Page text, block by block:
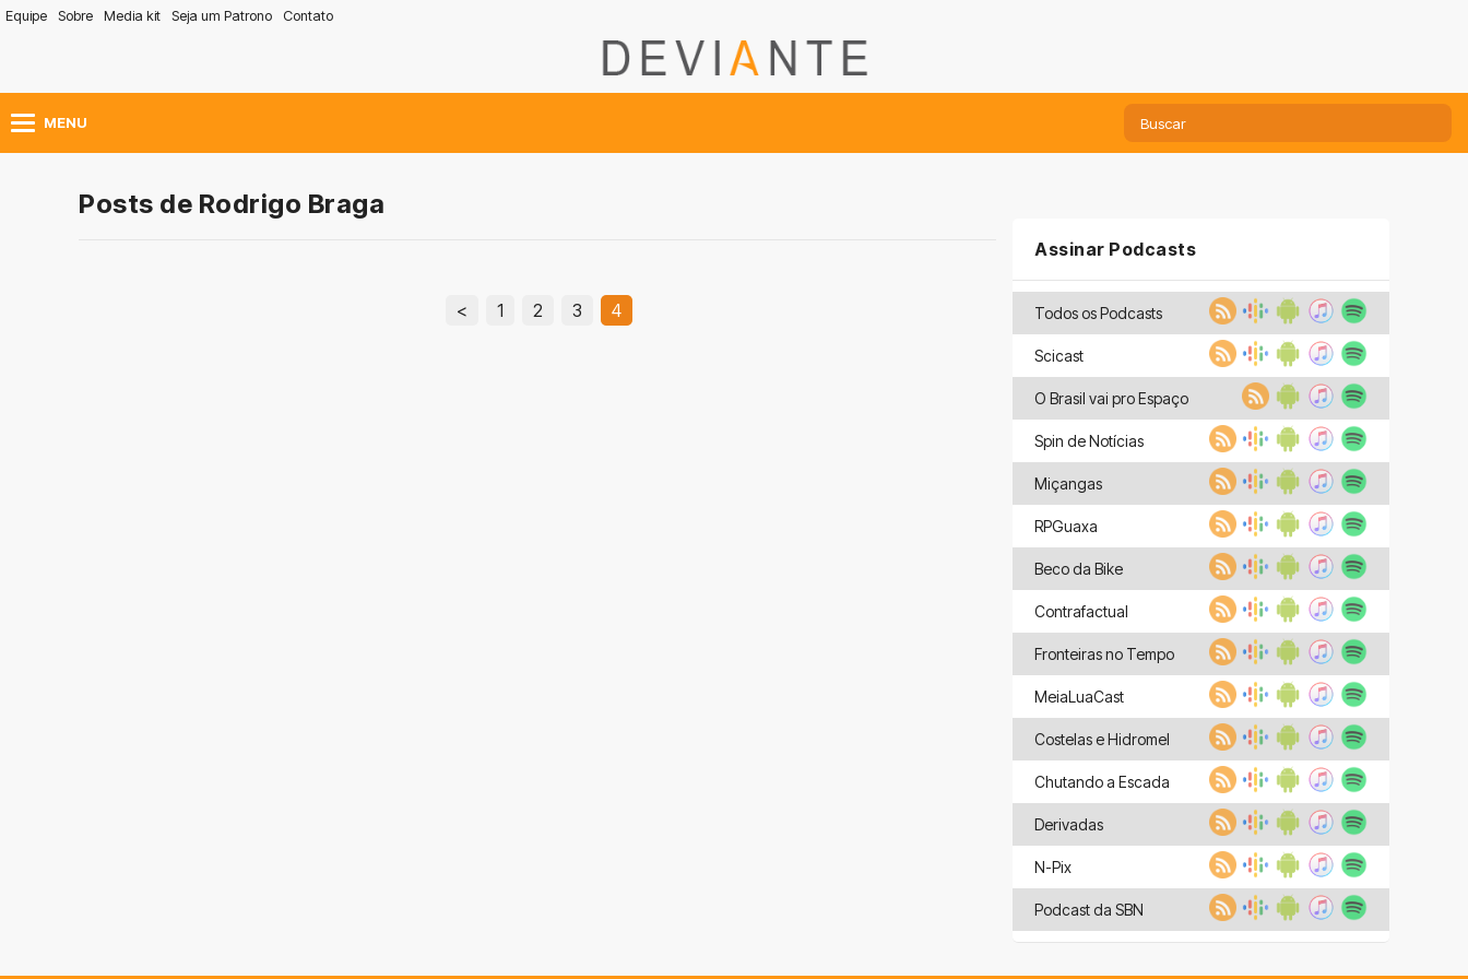
Equipe Sobre Media kit Seja um Patrono Contato
MENU
Posts de Rodrigo Braga
< 1 2 3 4
Assinar Podcasts
Todos os Podcasts
Scicast
O Brasil vai pro Espaço
Spin de Notícias
Miçangas
RPGuaxa
Beco da Bike
Contrafactual
Fronteiras no Tempo
MeiaLuaCast
Costelas e Hidromel
Chutando a Escada
Derivadas
N-Pix
Podcast da SBN